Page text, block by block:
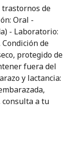
de
Oral -
- Laboratorio:
Condición de
protegido de
fuera del
y lactancia:
consulta a tu